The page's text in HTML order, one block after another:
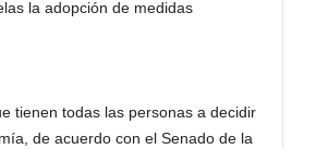
la adopción de medidas
tienen todas las personas a decidir
de acuerdo con el Senado de la